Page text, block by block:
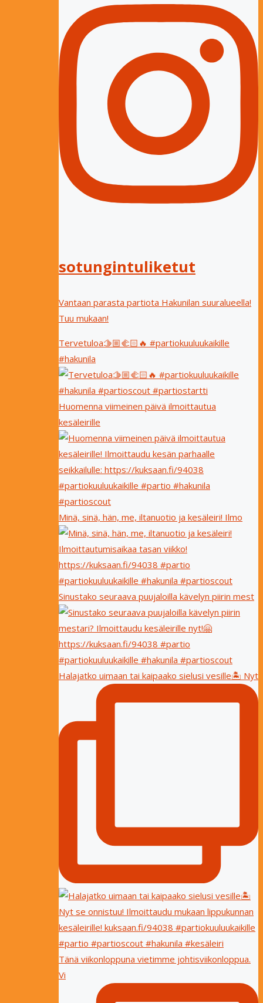
sotungintuliketut
Vantaan parasta partiota Hakunilan suuralueella!
Tuu mukaan!
Tervetuloa🫱🏼‍🫲🏻🔥 #partiokuuluukaikille
#hakunila
Huomenna viimeinen päivä ilmoittautua
kesäleirille
Minä, sinä, hän, me, iltanuotio ja kesäleiri! Ilmo
Sinustako seuraava puujaloilla kävelyn piirin mest
Halajatko uimaan tai kaipaako sielusi vesille🏝 Nyt
Tänä viikonloppuna vietimme johtisviikonloppua.
Vi